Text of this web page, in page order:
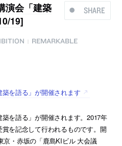
SHARE
演会「建築
19]
REMARKABLE
を語る」が開催されます
を語る」が開催されます。2017年
を記念して行われるものです。開
京・赤坂の「鹿島KIビル 大会議